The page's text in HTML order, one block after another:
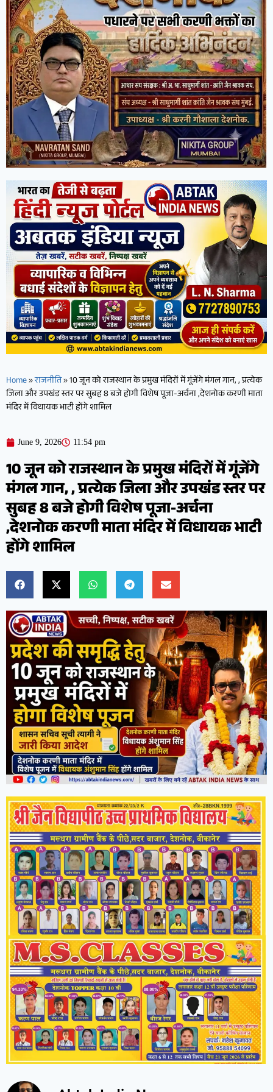
Home»राजनीति»10 जून को राजस्थान के प्रमुख मंदिरों में गूंजेंगे मंगल गान, , प्रत्येक
जिला और उपखंड स्तर पर सुबह 8 बजे होगी विशेष पूजा-अर्चना ,देशनोक करणी माता
मंदिर में विधायक भाटी होंगे शामिल
June 9, 2026 11:54 pm
10 जून को राजस्थान के प्रमुख मंदिरों में गूंजेंगे
मंगल गान, , प्रत्येक जिला और उपखंड स्तर पर
सुबह 8 बजे होगी विशेष पूजा-अर्चना
,देशनोक करणी माता मंदिर में विधायक भाटी
होंगे शामिल